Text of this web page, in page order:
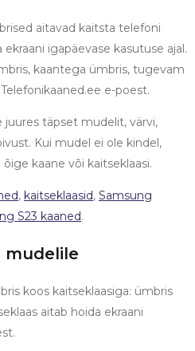
aitavad kaitsta telefoni
igapäevase kasutuse ajal.
kaantega ümbris, tugevam
e-poest.
täpset mudelit, värvi,
Kui mudel ei ole kindel,
kaane või kaitseklaasi.
, kaitseklaasid, Samsung
S23 kaaned.
mudelile
koos kaitseklaasiga: ümbris
aitab hoida ekraani